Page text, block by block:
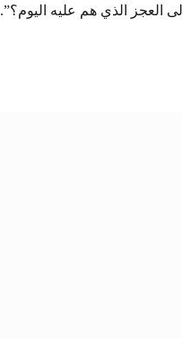
العجز الذي هم عليه اليوم؟”.